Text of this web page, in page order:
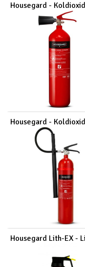
Motor &
Outlet
Raketer
Scooter &
Smarthem,
Verktyg,
Presentkort
Housegard -
Housegard -
Housegard Lith-EX -